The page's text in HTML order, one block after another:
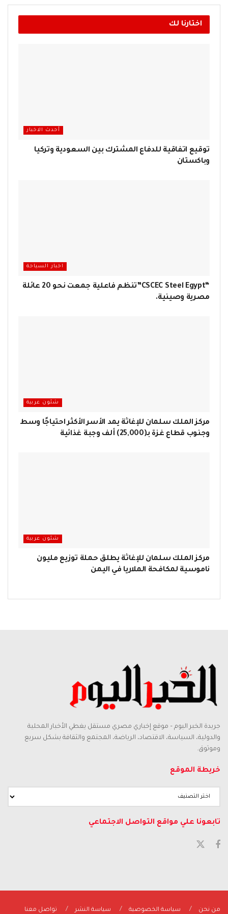
اختارنا لك
أحدث الاخبار
توقيع اتفاقية للدفاع المشترك بين السعودية وتركيا
وباكستان
اخبار السياحة
“CSCEC Steel Egypt”تنظم فاعلية جمعت نحو 20 عائلة
مصرية وصينية.
شئون عربية
مركز الملك سلمان للإغاثة يمد الأسر الأكثر احتياجًا وسط
وجنوب قطاع غزة بـ(25,000) ألف وجبة غذائية
شئون عربية
مركز الملك سلمان للإغاثة يطلق حملة توزيع مليون
ناموسية لمكافحة الملاريا في اليمن
جريدة الخبر اليوم – موقع إخباري مصري مستقل يغطي الأخبار المحلية
والدولية، السياسة، الاقتصاد، الرياضة، المجتمع والثقافة بشكل سريع
وموثوق.
خريطة الموقع
تابعونا علي مواقع التواصل الاجتماعي
من نحن سياسة الخصوصية سياسة النشر تواصل معنا